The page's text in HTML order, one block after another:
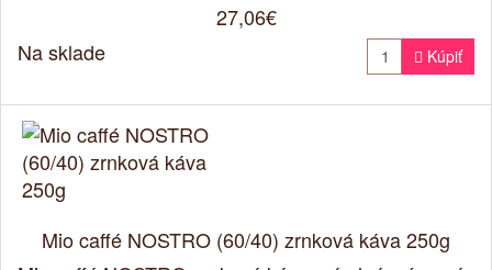
27,06€
Na sklade
 Kúpiť
Mio caffé NOSTRO (60/40) zrnková káva 250g